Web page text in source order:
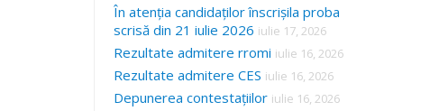
În atenția candidaților înscrișila proba
scrisă din 21 iulie 2026 iulie 17, 2026
Rezultate admitere rromi iulie 16, 2026
Rezultate admitere CES iulie 16, 2026
Depunerea contestațiilor iulie 16, 2026